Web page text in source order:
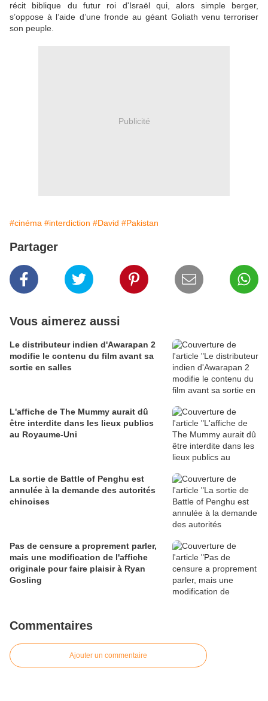
récit biblique du futur roi d'Israël qui, alors simple berger,
s’oppose à l’aide d’une fronde au géant Goliath venu terroriser
son peuple.
Publicité
#cinéma #interdiction #David #Pakistan
Partager
Vous aimerez aussi
Le distributeur indien d'Awarapan 2
modifie le contenu du film avant sa
sortie en salles
L'affiche de The Mummy aurait dû
être interdite dans les lieux publics
au Royaume-Uni
La sortie de Battle of Penghu est
annulée à la demande des autorités
chinoises
Pas de censure a proprement parler,
mais une modification de l'affiche
originale pour faire plaisir à Ryan
Gosling
Commentaires
Ajouter un commentaire